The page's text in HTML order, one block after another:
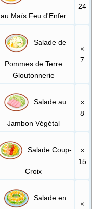
au Maïs Feu d'Enfer
24
Salade de
Pommes de Terre
Gloutonnerie
×
7
Salade au
Jambon Végétal
×
8
Salade Coup-
Croix
×
15
Salade en
×